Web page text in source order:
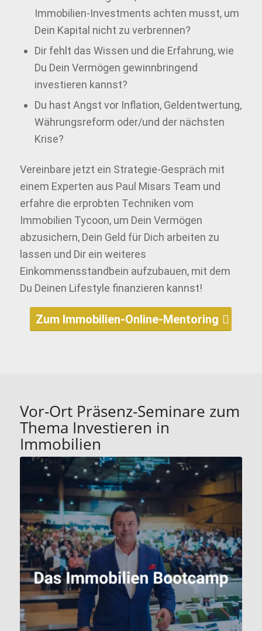
Immobilien-Investments achten musst, um
Dein Kapital nicht zu verbrennen?
Dir fehlt das Wissen und die Erfahrung, wie
Du Dein Vermögen gewinnbringend
investieren kannst?
Du hast Angst vor Inflation, Geldentwertung,
Währungsreform oder/und der nächsten
Krise?
Vereinbare jetzt ein Strategie-Gespräch mit
einem Experten aus Paul Misars Team und
erfahre die erprobten Techniken vom
Immobilien Tycoon, um Dein Vermögen
abzusichern, Dein Geld für Dich arbeiten zu
lassen und Dir ein weiteres
Einkommensstandbein aufzubauen, mit dem
Du Deinen Lifestyle finanzieren kannst!
Zum Immobilien-Online-Mentoring
Vor-Ort Präsenz-Seminare zum
Thema Investieren in
Immobilien
Der Schnelleinstieg
zum Immobilien
Investor!
Jetzt Ticket für 297€
statt 697€ sichern!